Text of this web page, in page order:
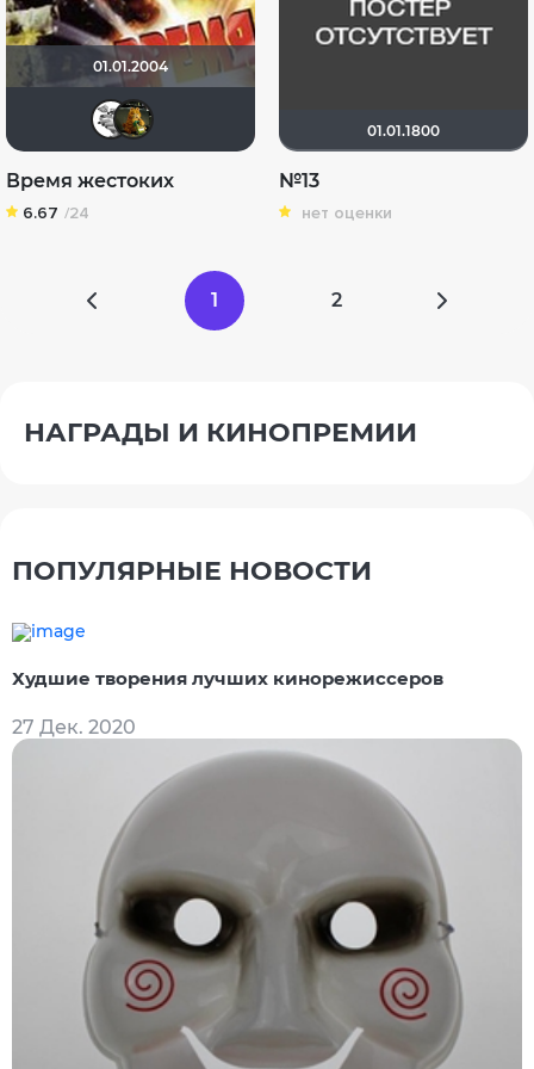
01.01.2004
Время жестоких
6.67 /24
01.01.1800
№13
нет оценки
1 2
НАГРАДЫ И КИНОПРЕМИИ
ПОПУЛЯРНЫЕ НОВОСТИ
Худшие творения лучших кинорежиссеров
27 Дек. 2020